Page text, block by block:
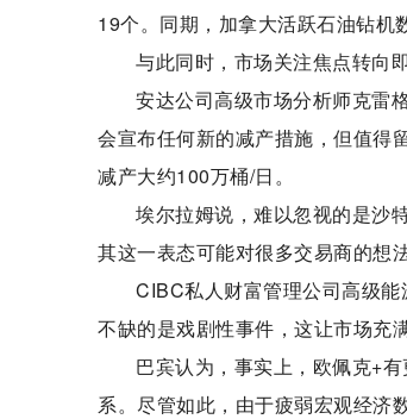
19个。同期，加拿大活跃石油钻机
与此同时，市场关注焦点转向
安达公司高级市场分析师克雷
会宣布任何新的减产措施，但值得
减产大约100万桶/日。
埃尔拉姆说，难以忽视的是沙
其这一表态可能对很多交易商的想
CIBC私人财富管理公司高级
不缺的是戏剧性事件，这让市场充
巴宾认为，事实上，欧佩克+
系。尽管如此，由于疲弱宏观经济